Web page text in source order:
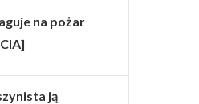
na pożar
ją